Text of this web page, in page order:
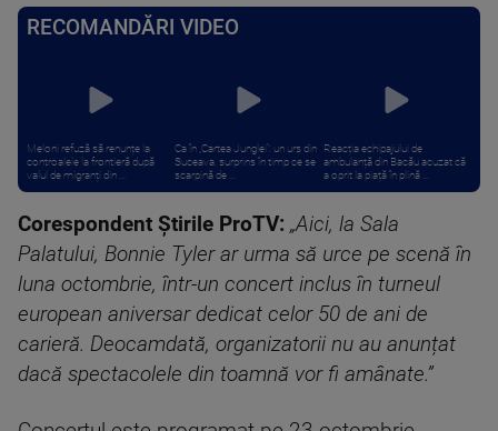
RECOMANDĂRI VIDEO
Meloni refuză să renunțe la
controalele la frontieră după
valul de migranți din ...
Ca în „Cartea Junglei”: un urs din
Suceava, surprins în timp ce se
scarpină de ...
Reacția echipajului de
ambulanță din Bacău acuzat că
a oprit la piață în plină ...
Corespondent Știrile ProTV: „Aici, la Sala
Palatului, Bonnie Tyler ar urma să urce pe scenă în
luna octombrie, într-un concert inclus în turneul
european aniversar dedicat celor 50 de ani de
carieră. Deocamdată, organizatorii nu au anunțat
dacă spectacolele din toamnă vor fi amânate.”